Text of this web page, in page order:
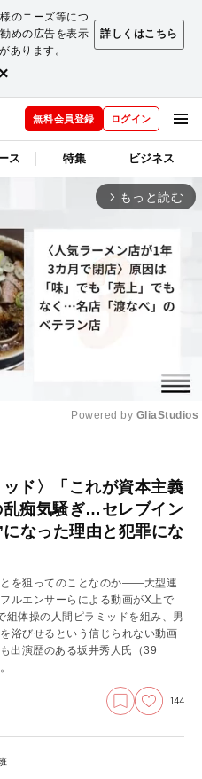
のニーズ等につ
めの広告を表示
あります。
詳しくはこちら
×
無料会員登録 ログイン
ス 特集 ビジネス
arrow_forward_ios もっと読む
Powered by GliaStudios
ッド〉「これが資本主義
乱痴気騒ぎ…セレブイン
なった理由と犯罪にな
を狙ってのことなのか――大型連
ルエンサーらによる動画がX上で
組体操の人間ピラミッドを組み、男
浴びせるという信じられない動画
出演歴のある坂井秀人氏（39
144